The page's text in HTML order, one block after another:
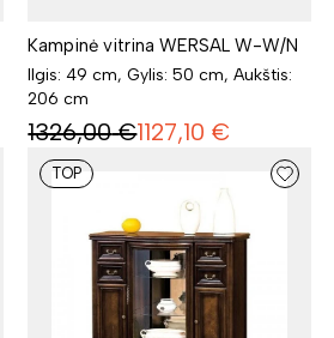
Kampinė vitrina WERSAL W-W/N
Ilgis: 49 cm, Gylis: 50 cm, Aukštis:
206 cm
1326,00 €1127,10 €
TOP